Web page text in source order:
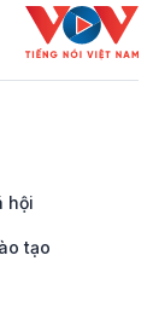
hội
tạo